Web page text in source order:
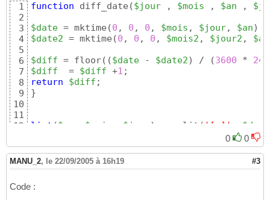
1
2
3
4
5
6
7
8
9
10
11
12
14
15
function diff_date ($jour , $mois , $an ,
$date = mktime (0 , 0 , 0 , $mois , $jour, $an)
$date2 = mktime (0 , 0 , 0 , $mois2 , $jour2 ,
$diff = floor( ($date - $date2) / (3600 * 24
$diff
  =
$diff +1
return
$diff
}
list ($an $mois $jour ) = split ( '[-]'
'[-]',
echo diff_date($jour $jour2
0 0
MANU_2, le 22/09/2005 à 16h19 #3
Code :